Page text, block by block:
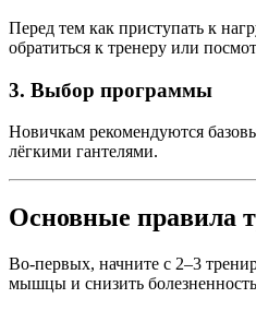
Перед тем как приступать к
обратиться к тренеру или
3. Выбор программы
Новичкам рекомендуются
лёгкими гантелями.
Основные правила
Во-первых, начните с 2–3
мышцы и снизить